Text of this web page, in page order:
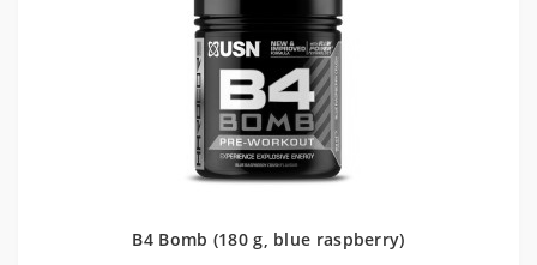
B4 Bomb (180 g, blue raspberry)